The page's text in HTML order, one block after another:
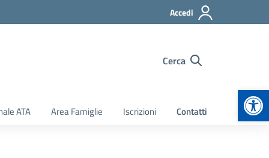
Accedi
Cerca
ATA Area Famiglie Iscrizioni Contatti